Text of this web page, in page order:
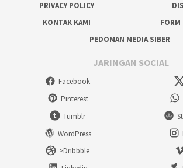
PRIVACY POLICY
KONTAK KAMI
FORM
PEDOMAN MEDIA SIBER
JARINGAN SOCIAL
Facebook
Pinterest
Tumblr
WordPress
>Dribbble